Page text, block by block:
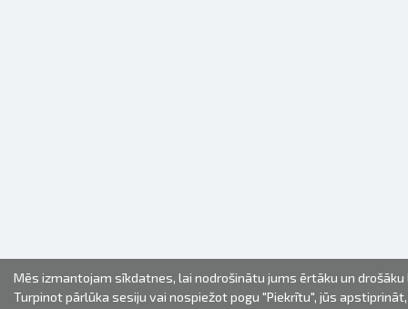
Mēs izmantojam sīkdatnes, lai nodrošinātu jums ērtāku un
Turpinot pārlūka sesiju vai nospiežot pogu "Piekrītu", jūs